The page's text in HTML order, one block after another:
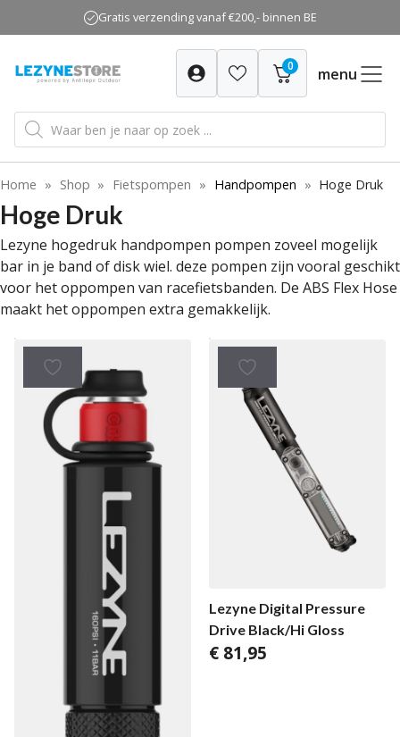
naar
inhoud
Gratis verzending vanaf €200,- binnen BE
0 menu
Producten
zoeken
Home » Shop » Fietspompen » Handpompen » Hoge Druk
Hoge Druk
Lezyne hogedruk handpompen pompen zoveel mogelijk
bar in je band of disk wiel. deze pompen zijn vooral geschikt
voor het oppompen van racefietsbanden. De ABS Flex Hose
maakt het oppompen extra gemakkelijk.
Lezyne Digital Pressure
Drive Black/Hi Gloss
€ 81,95